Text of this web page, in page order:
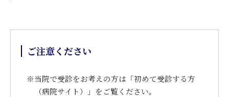
ご注意ください
※当院で受診をお考えの方は「初めて受診する方
（病院サイト）」をご覧ください。